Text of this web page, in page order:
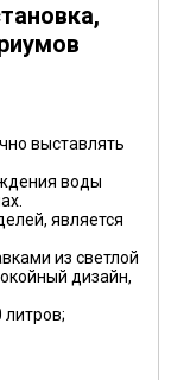
выставлять
воды
является
из светлой
дизайн,